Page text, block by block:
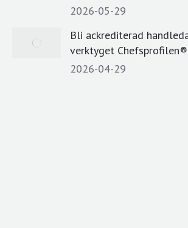
2026-05-29
Bli ackrediterad
verktyget Chefsprofilen®
2026-04-29